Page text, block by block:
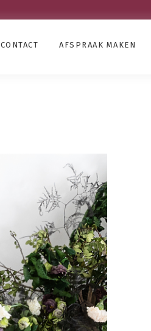
CONTACT AFSPRAAK MAKEN